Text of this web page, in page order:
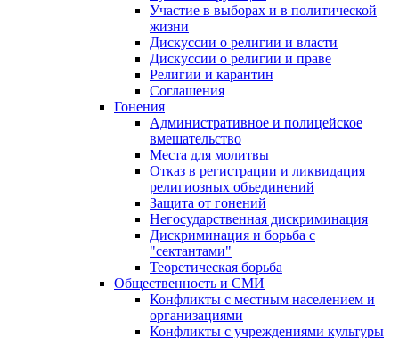
Участие в выборах и в политической
жизни
Дискуссии о религии и власти
Дискуссии о религии и праве
Религии и карантин
Соглашения
Гонения
Административное и полицейское
вмешательство
Места для молитвы
Отказ в регистрации и ликвидация
религиозных объединений
Защита от гонений
Негосударственная дискриминация
Дискриминация и борьба с
"сектантами"
Теоретическая борьба
Общественность и СМИ
Конфликты с местным населением и
организациями
Конфликты с учреждениями культуры